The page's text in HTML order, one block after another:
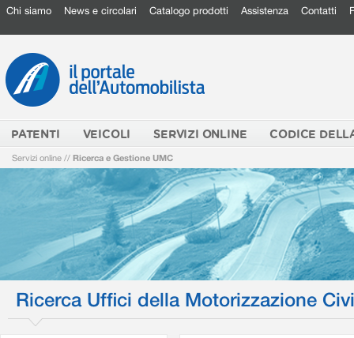
Chi siamo News e circolari Catalogo prodotti Assistenza Contatti
PATENTI VEICOLI SERVIZI ONLINE CODICE
Servizi online // Ricerca e Gestione UMC
Ricerca Uffici della Motorizzazione